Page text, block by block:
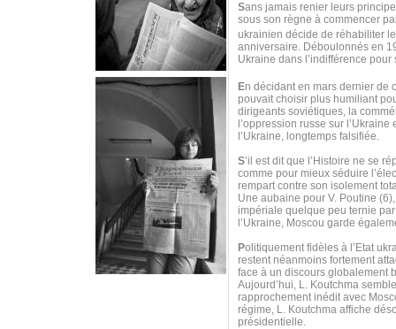
Sans jamais renier leurs
sous son règne à commencer
ukrainien décide de réhabiliter
anniversaire. Déboulonnés en
Ukraine dans l’indifférence
En décidant en mars dernier de
pouvait choisir plus humiliant
dirigeants soviétiques, la
l’oppression russe sur
l’Ukraine, longtemps falsifiée.
S’il est dit que l’Histoire ne se
comme pour mieux séduire
rempart contre son isolement
Une aubaine pour V. Poutine
impériale quelque peu ternie
l’Ukraine, Moscou garde
Politiquement fidèles à l’Etat
restent néanmoins fortement
face à un discours globalement
Aujourd’hui, L. Koutchma
rapprochement inédit avec
régime, L. Koutchma affiche
présidentielle.